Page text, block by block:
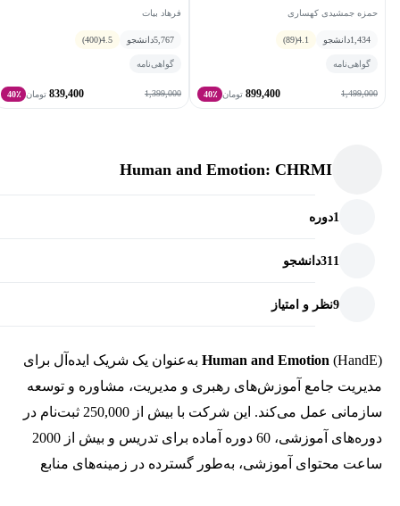
حمزه جمشیدی کهساری
1,434دانشجو 4.1
(89)
گواهی‌نامه
1,499,000
899,400 تومان 40٪
فرهاد بیات
5,767دانشجو 4.5
(400)
گواهی‌نامه
1,399,000
839,400 تومان 40٪
Human and Emotion: CHRMI
1دوره
311دانشجو
9نظر و امتیاز
Human and Emotion (HandE) به‌عنوان یک شریک ایده‌آل برای
مدیریت جامع آموزش‌های رهبری و مدیریت، مشاوره و توسعه
سازمانی عمل می‌کند. این شرکت با بیش از 250,000 ثبت‌نام در
دوره‌های آموزشی، 60 دوره آماده برای تدریس و بیش از 2000
ساعت محتوای آموزشی، به‌طور گسترده در زمینه‌های منابع